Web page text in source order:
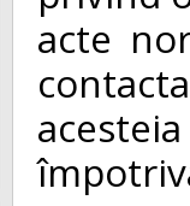
acte